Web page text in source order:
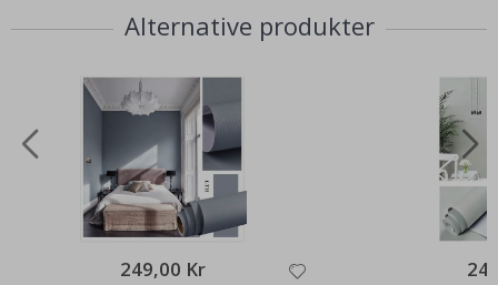
Alternative produkter
249,00 Kr